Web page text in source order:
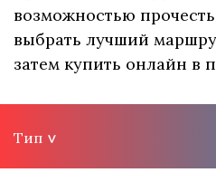
возможностью
выбрать лучший
затем купить онлайн в
Тип